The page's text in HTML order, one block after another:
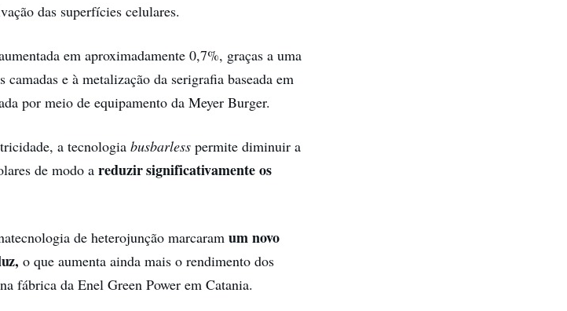
das superfícies celulares.
em aproximadamente 0,7%, graças a uma
e à metalização da serigrafia baseada em
por meio de equipamento da Meyer Burger.
a tecnologiabusbarless permite diminuir a
de modo areduzirsignificativamente os
tecnologia de heterojunção marcaramum novo
o que aumenta ainda mais o rendimento dos
fábrica da Enel Green Power em Catania.